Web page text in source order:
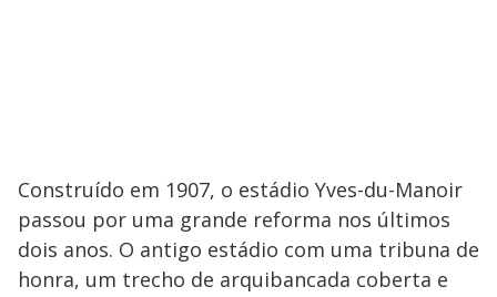
Construído em 1907, o estádio Yves-du-Manoir
passou por uma grande reforma nos últimos
dois anos. O antigo estádio com uma tribuna de
honra, um trecho de arquibancada coberta e